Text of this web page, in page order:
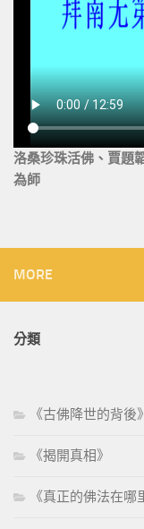
洛桑珍珠活佛、賈題
為師
MORE
分類
《古佛降世的背後》
《揭開真相》
《真正的佛法在哪